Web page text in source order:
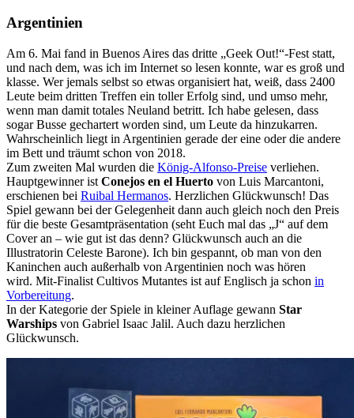
Argentinien
Am 6. Mai fand in Buenos Aires das dritte „Geek Out!“-Fest statt,
und nach dem, was ich im Internet so lesen konnte, war es groß und
klasse. Wer jemals selbst so etwas organisiert hat, weiß, dass 2400
Leute beim dritten Treffen ein toller Erfolg sind, und umso mehr,
wenn man damit totales Neuland betritt. Ich habe gelesen, dass
sogar Busse gechartert worden sind, um Leute da hinzukarren.
Wahrscheinlich liegt in Argentinien gerade der eine oder die andere
im Bett und träumt schon von 2018.
Zum zweiten Mal wurden die König-Alfonso-Preise verliehen.
Hauptgewinner ist Conejos en el Huerto von Luis Marcantoni,
erschienen bei Ruibal Hermanos. Herzlichen Glückwunsch! Das
Spiel gewann bei der Gelegenheit dann auch gleich noch den Preis
für die beste Gesamtpräsentation (seht Euch mal das „J“ auf dem
Cover an – wie gut ist das denn? Glückwunsch auch an die
Illustratorin Celeste Barone). Ich bin gespannt, ob man von den
Kaninchen auch außerhalb von Argentinien noch was hören
wird. Mit-Finalist Cultivos Mutantes ist auf Englisch ja schon in
Vorbereitung.
In der Kategorie der Spiele in kleiner Auflage gewann Star
Warships von Gabriel Isaac Jalil. Auch dazu herzlichen
Glückwunsch.